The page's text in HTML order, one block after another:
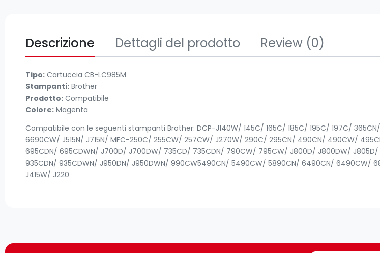
Descrizione Dettagli del prodotto Review (0)
Tipo: Cartuccia CB-LC985M
Stampanti: Brother
Prodotto: Compatibile
Colore: Magenta
Compatibile con le seguenti stampanti Brother: DCP-J140W/ 145C/ 165C/ 185C/ 195C/ 197C/
6690CW/ J515N/ J715N/ MFC-250C/ 255CW/ 257CW/ J270W/ 290C/ 295CN/ 490CN/ 490CW/
695CDN/ 695CDWN/ J700D/ J700DW/ 735CD/ 735CDN/ 790CW/ 795CW/ J800D/ J800DW/
935CDN/ 935CDWN/ J950DN/ J950DWN/ 990CW5490CN/ 5490CW/ 5890CN/ 6490CN/ 6490CW/
J415W/ J220